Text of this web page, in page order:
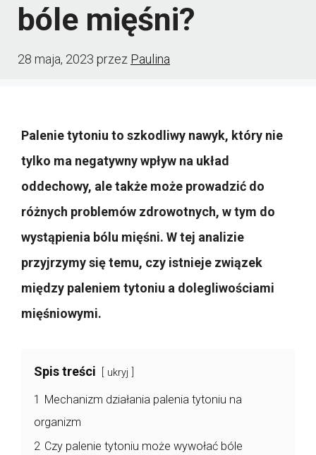
bóle mięśni?
28 maja, 2023 przez Paulina
Palenie tytoniu to szkodliwy nawyk, który nie
tylko ma negatywny wpływ na układ
oddechowy, ale także może prowadzić do
różnych problemów zdrowotnych, w tym do
wystąpienia bólu mięśni. W tej analizie
przyjrzymy się temu, czy istnieje związek
między paleniem tytoniu a dolegliwościami
mięśniowymi.
Spis treści ukryj
1 Mechanizm działania palenia tytoniu na
organizm
2 Czy palenie tytoniu może wywołać bóle